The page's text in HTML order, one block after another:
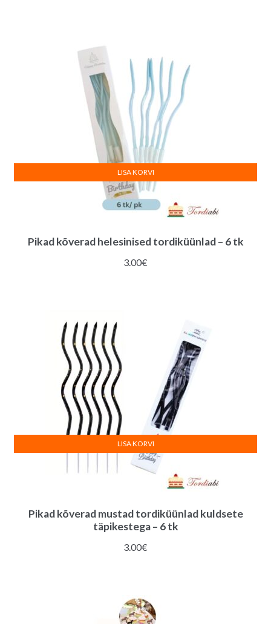
Pikad kõverad helesinised tordiküünlad – 6 tk
3.00€
LISA KORVI
Pikad kõverad mustad tordiküünlad kuldsete
täpikestega – 6 tk
3.00€
LISA KORVI